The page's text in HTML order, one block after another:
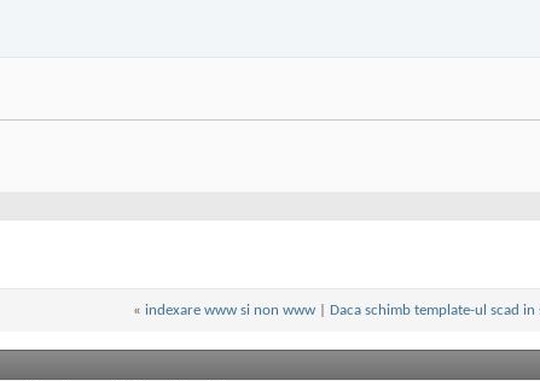
« indexare www si non www Daca schimb template-ul scad in